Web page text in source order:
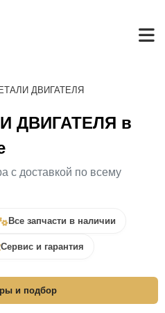
ДВИГАТЕЛЯ
ДВИГАТЕЛЯ в
с доставкой по всему
Все запчасти в наличии
Сервис и гарантия
и подбор